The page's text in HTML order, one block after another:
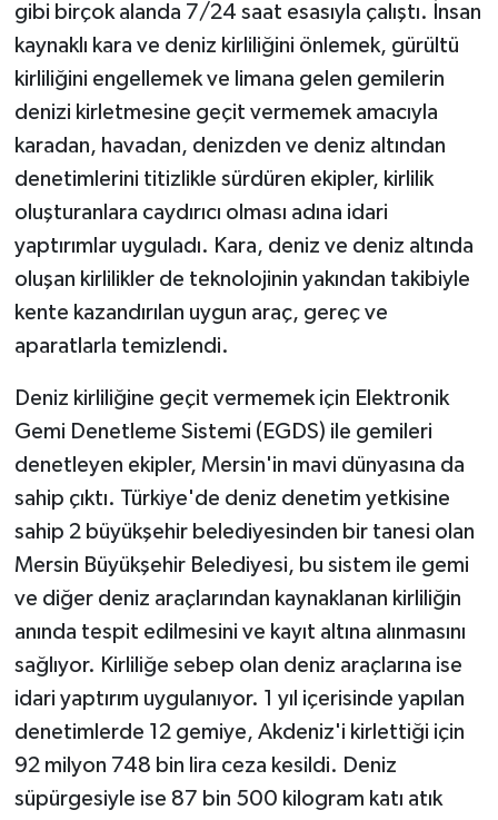
gibi birçok alanda 7/24 saat esasıyla çalıştı. İnsan
kaynaklı kara ve deniz kirliliğini önlemek, gürültü
kirliliğini engellemek ve limana gelen gemilerin
denizi kirletmesine geçit vermemek amacıyla
karadan, havadan, denizden ve deniz altından
denetimlerini titizlikle sürdüren ekipler, kirlilik
oluşturanlara caydırıcı olması adına idari
yaptırımlar uyguladı. Kara, deniz ve deniz altında
oluşan kirlilikler de teknolojinin yakından takibiyle
kente kazandırılan uygun araç, gereç ve
aparatlarla temizlendi.
Deniz kirliliğine geçit vermemek için Elektronik
Gemi Denetleme Sistemi (EGDS) ile gemileri
denetleyen ekipler, Mersin'in mavi dünyasına da
sahip çıktı. Türkiye'de deniz denetim yetkisine
sahip 2 büyükşehir belediyesinden bir tanesi olan
Mersin Büyükşehir Belediyesi, bu sistem ile gemi
ve diğer deniz araçlarından kaynaklanan kirliliğin
anında tespit edilmesini ve kayıt altına alınmasını
sağlıyor. Kirliliğe sebep olan deniz araçlarına ise
idari yaptırım uygulanıyor. 1 yıl içerisinde yapılan
denetimlerde 12 gemiye, Akdeniz'i kirlettiği için
92 milyon 748 bin lira ceza kesildi. Deniz
süpürgesiyle ise 87 bin 500 kilogram katı atık